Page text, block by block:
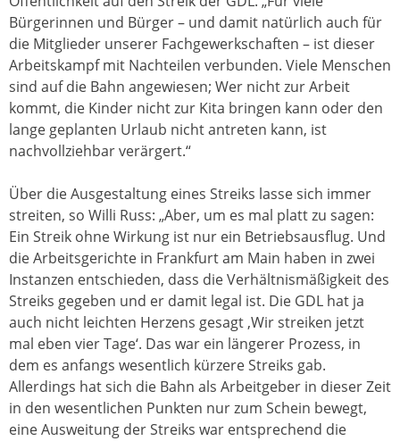
Bürgerinnen und Bürger – und damit natürlich auch für
die Mitglieder unserer Fachgewerkschaften – ist dieser
Arbeitskampf mit Nachteilen verbunden. Viele Menschen
sind auf die Bahn angewiesen; Wer nicht zur Arbeit
kommt, die Kinder nicht zur Kita bringen kann oder den
lange geplanten Urlaub nicht antreten kann, ist
nachvollziehbar verärgert.“
Über die Ausgestaltung eines Streiks lasse sich immer
streiten, so Willi Russ: „Aber, um es mal platt zu sagen:
Ein Streik ohne Wirkung ist nur ein Betriebsausflug. Und
die Arbeitsgerichte in Frankfurt am Main haben in zwei
Instanzen entschieden, dass die Verhältnismäßigkeit des
Streiks gegeben und er damit legal ist. Die GDL hat ja
auch nicht leichten Herzens gesagt ‚Wir streiken jetzt
mal eben vier Tage‘. Das war ein längerer Prozess, in
dem es anfangs wesentlich kürzere Streiks gab.
Allerdings hat sich die Bahn als Arbeitgeber in dieser Zeit
in den wesentlichen Punkten nur zum Schein bewegt,
eine Ausweitung der Streiks war entsprechend die